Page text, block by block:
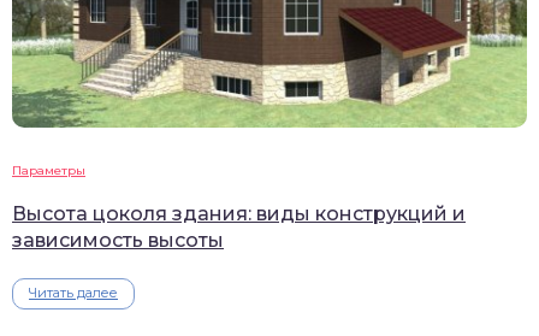
Параметры
Высота цоколя здания: виды конструкций и
зависимость высоты
Читать далее